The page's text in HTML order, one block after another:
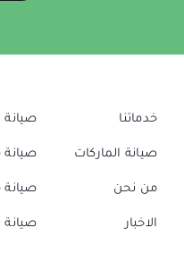
خدماتنا
صيانة الماركات
من نحن
الاخبار
صيانة
صيانة